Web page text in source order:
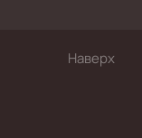
Наверх